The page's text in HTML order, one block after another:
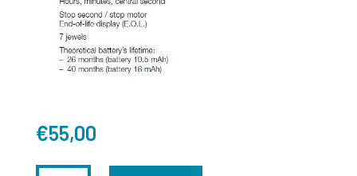
€55,00